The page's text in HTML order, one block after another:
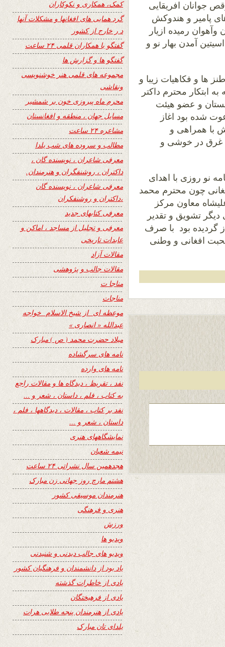
جوانان افریقایی
های پامیر و هندوکش
رمیده ازیار
آمدن بهار نو و
ها و فکاهیات زیبا و
ابتکار محترم داکتر
و عضو هیئت
شده بود اغاز
با همراهی و
غرق در خوشی و
نو روزی با اهدای
چون محترم محمد
معاون مرکز
تشویق و تقدیر
۵ بعد از ظهر آغاز گردیده بود با صرف
و محبت افغانی و وطنی
کمک، همکاری و نکوکاران
گرد همایی های افغانها و مشکلات آنها
د ر خارج از کشور
گفتگو با همکاران قلمی ۲۴ ساعت
گفتگو ها و گزارش ها
مجموعه های قلمی هنر خوشنویسی
ونقاشی
محرم ماه پیروزی خون بر شمشیر
مسایل جهان ، منطقه و افغانستان
مشاعره ۲۴ ساعت
مطالب و سروده های شب یلدا
معرفی شاعران ، نویسنده گان ،
داکتران ، روشنفگران و هنرمندان.
معرفی شاعران ، نویسنده گان
،داکتران و روشنفکران
معرفی کتابهای جدید
معرفی و تجلیل از مساجد ، اماکن و
عابدات تاریخی
مقالات آزاد
مقالات جالب و پژوهشی
مناجا ت
مناجات
موعظه ای از شیخ الاسلام خواجه
عبدالله « انصاری »
میلاد حضرت محمد ( ص ) مبارک
نامه های سرگشاده
نامه های وارده
نفد ، تقریظ ، دیدگاه ها و مقالات راجع
به کتاب ، فلم ، داستان ، شعر و …
نفد بر کتاب ، مقالات ، دیدگاهها ، فلم ،
داستان ، شعر و …
نمایشگاههای هنری
نیمه شعبان
هجدهمین سال نشراتی ۲۴ ساعت
هشتم مارچ روز جهانی زن مبارک
هنرمندان موسیقی کشور
هنری و فرهنگی
ورزش
ویدیو ها
ویدیو های جالب دیدنی و شنیدنی
یاد بود از دانشمندان و فرهنگیان کشور
یادی از خاطرات گذشته
یادی از فرهیختگان
یادی از هنرمندان پنجه طلایی هرات
یلدای تان مبارک